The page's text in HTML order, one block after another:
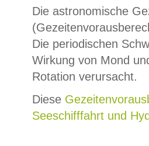
Die astronomische
Die periodischen
Wirkung von Mond
Rotation verursacht.
Diese
Seeschifffahrt und